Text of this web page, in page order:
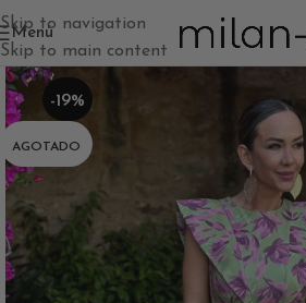
Skip to navigation
Skip to main content
Menú
-19%
AGOTADO